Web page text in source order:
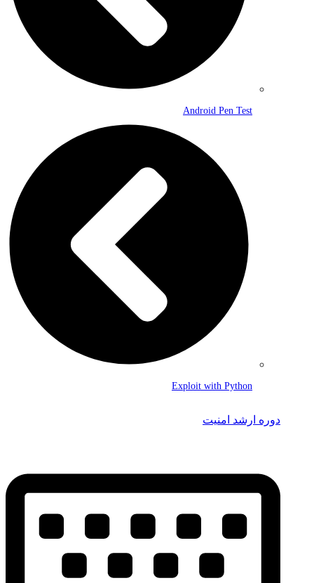
Android Pen Test
Exploit with Python
دوره ارشد امنیت